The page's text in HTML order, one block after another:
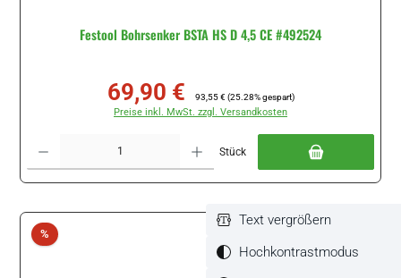
Festool Bohrsenker BSTA HS D 4,5 CE #492524
Verkaufspreis:
69,90 € 93,55 € (25.28% gespart)
Preise inkl. MwSt. zzgl. Versandkosten
Stück
%Rabatt
Text vergrößern
Hochkontrastmodus